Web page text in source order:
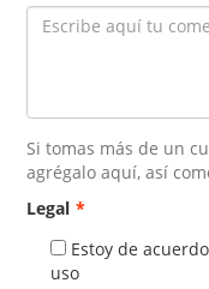
Si tomas más de un
agrégalo aquí, así
Legal *
Estoy de
uso